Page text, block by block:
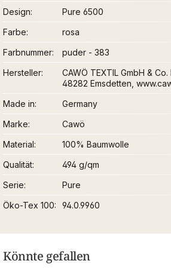
Design
Pure 6500
Farbe
rosa
Farbnummer
puder - 383
Hersteller
CAWÖ TEXTIL GmbH &
48282 Emsdetten,
Made in
Germany
Marke
Cawö
Material
100% Baumwolle
Qualität
494 g/qm
Serie
Pure
Öko-Tex 100
94.0.9960
Könnte gefallen